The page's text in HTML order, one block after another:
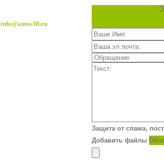
info@autos38.ru
Защита от спама,
Добавить файлы